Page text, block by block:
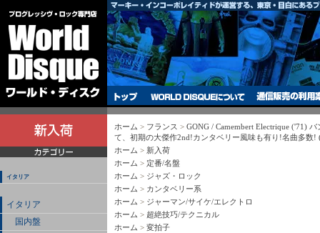
イタリア
イタリア
国内盤
ホーム > フランス > GONG / Camembert Electrique ('71)
て、初期の大傑作2nd!カンタベリー風味も有り!名曲多数!
ホーム > 新入荷
ホーム > 定番/名盤
ホーム > ジャズ・ロック
ホーム > カンタベリー系
ホーム > ジャーマン/サイケ/エレクトロ
ホーム > 超絶技巧/テクニカル
ホーム > 変拍子